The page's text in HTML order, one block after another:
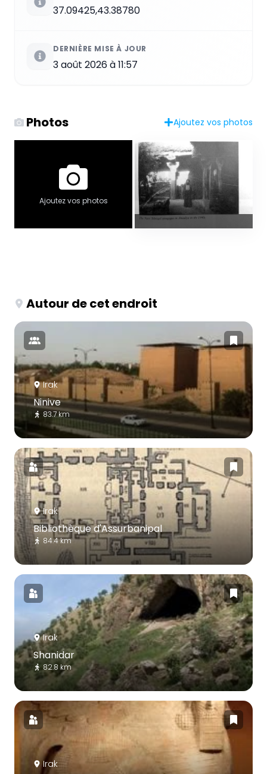
37.09425,43.38780
DERNIÈRE MISE À JOUR
3 août 2026 à 11:57
Photos Ajoutez vos photos
Ajoutez vos photos
Autour de cet endroit
Irak
Ninive
83.7 km
Irak
Bibliothèque d'Assurbanipal
84.4 km
Irak
Shanidar
82.8 km
Irak